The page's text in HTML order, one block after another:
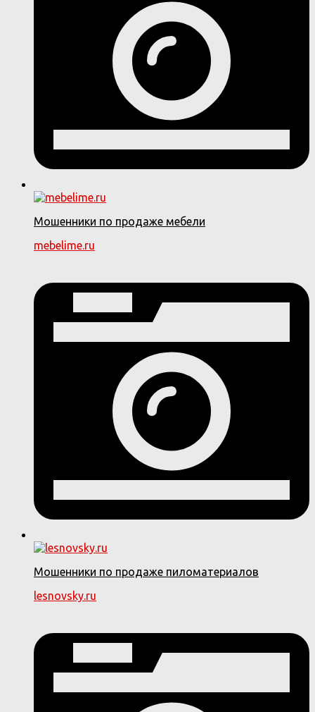
Мошенники по продаже мебели
mebelime.ru
Мошенники по продаже пиломатериалов
lesnovsky.ru